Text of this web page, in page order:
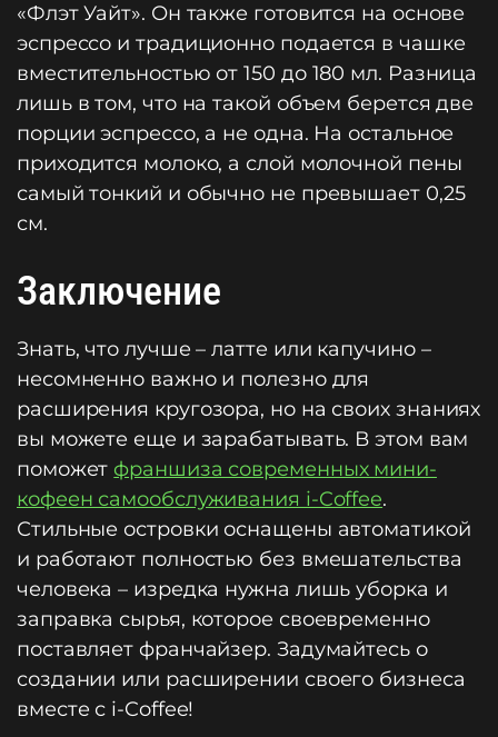
«Флэт Уайт». Он также готовится на основе
эспрессо и традиционно подается в чашке
вместительностью от 150 до 180 мл. Разница
лишь в том, что на такой объем берется две
порции эспрессо, а не одна. На остальное
приходится молоко, а слой молочной пены
самый тонкий и обычно не превышает 0,25
см.
Заключение
Знать, что лучше – латте или капучино –
несомненно важно и полезно для
расширения кругозора, но на своих знаниях
вы можете еще и зарабатывать. В этом вам
поможет франшиза современных мини-
кофеен самообслуживания i-Coffee.
Стильные островки оснащены автоматикой
и работают полностью без вмешательства
человека – изредка нужна лишь уборка и
заправка сырья, которое своевременно
поставляет франчайзер. Задумайтесь о
создании или расширении своего бизнеса
вместе с i-Coffee!